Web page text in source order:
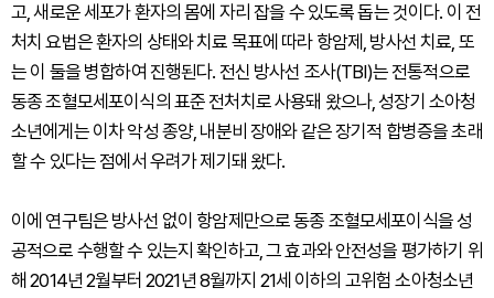
고, 새로운 세포가 환자의 몸에 자리 잡을 수 있도록 돕는 것이다. 이 전
처치 요법은 환자의 상태와 치료 목표에 따라 항암제, 방사선 치료, 또
는 이 둘을 병합하여 진행된다. 전신 방사선 조사(TBI)는 전통적으로
동종 조혈모세포이식의 표준 전처치로 사용돼 왔으나, 성장기 소아청
소년에게는 이차 악성 종양, 내분비 장애와 같은 장기적 합병증을 초래
할 수 있다는 점에서 우려가 제기돼 왔다.
이에 연구팀은 방사선 없이 항암제만으로 동종 조혈모세포이식을 성
공적으로 수행할 수 있는지 확인하고, 그 효과와 안전성을 평가하기 위
해 2014년 2월부터 2021년 8월까지 21세 이하의 고위험 소아청소년